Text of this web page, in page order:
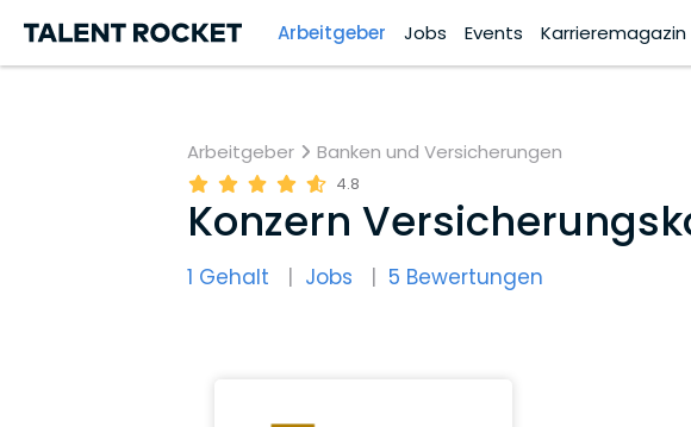
Arbeitgeber Jobs Events Karrieremagazin
Arbeitgeber Banken und Versicherungen
4.8
Konzern
1 Gehalt Jobs 5 Bewertungen